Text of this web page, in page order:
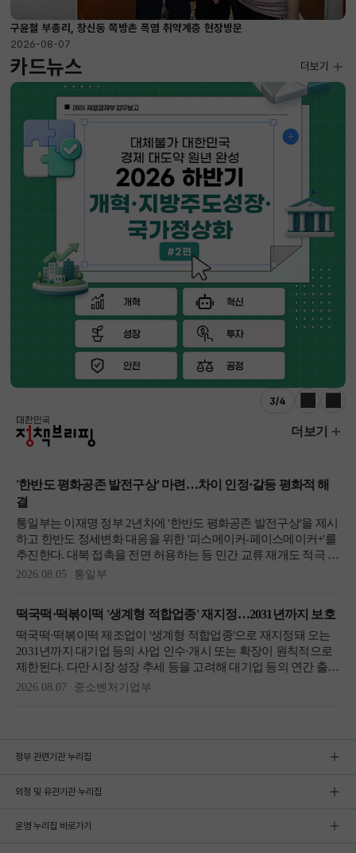
구윤철 부총리, 창신동 쪽방촌 폭염 취약계층 현장방문
2026-08-07
카드뉴스
3/4
이전 다음
더보기
정부 관련기관 누리집
외청 및 유관기관 누리집
운영 누리집 바로가기